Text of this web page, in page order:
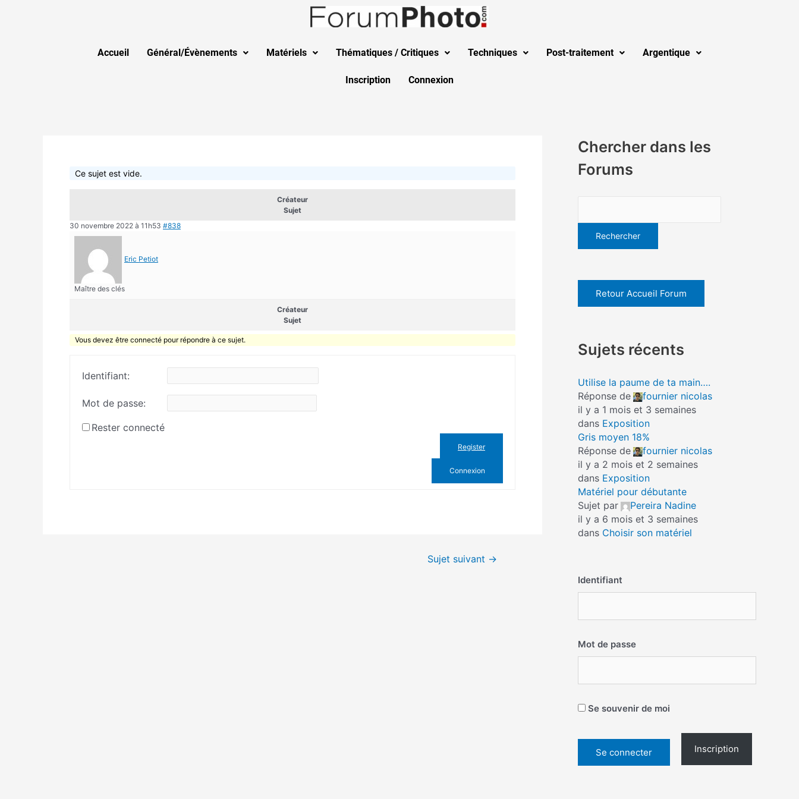
Accueil Général/Évènements Matériels Thématiques / Critiques Techniques Post-traitement Argentique
Inscription Connexion
Ce sujet est vide.
Créateur
Sujet
30 novembre 2022 à 11h53 #838
Eric Petiot
Maître des clés
Créateur
Sujet
Vous devez être connecté pour répondre à ce sujet.
Identifiant:
Mot de passe:
Rester connecté
Register
Connexion
Sujet suivant →
Chercher dans les
Forums
Retour Accueil Forum
Sujets récents
Utilise la paume de ta main….
Réponse de
fournier nicolas
il y a 1 mois et 3 semaines
dans Exposition
Gris moyen 18%
Réponse de
fournier nicolas
il y a 2 mois et 2 semaines
dans Exposition
Matériel pour débutante
Sujet par
Pereira Nadine
il y a 6 mois et 3 semaines
dans Choisir son matériel
Identifiant
Mot de passe
Se souvenir de moi
Inscription